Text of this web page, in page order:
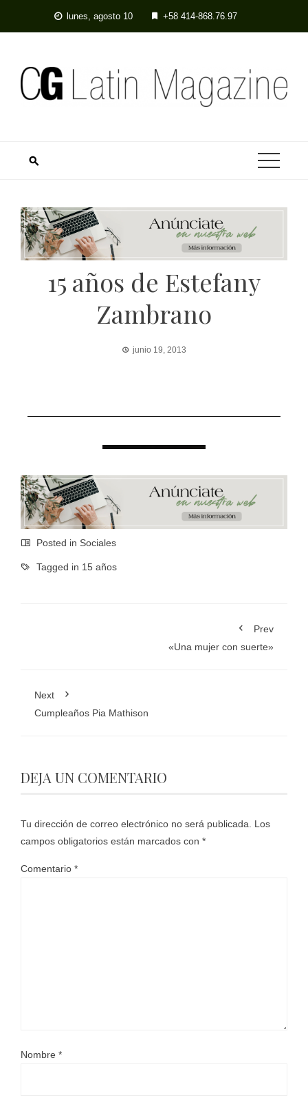
lunes, agosto 10 +58 414-868.76.97
15 años de Estefany
Zambrano
junio 19, 2013
Posted in Sociales
Tagged in 15 años
Prev
«Una mujer con suerte»
Next
Cumpleaños Pia Mathison
DEJA UN COMENTARIO
Tu dirección de correo electrónico no será publicada.
Los
campos obligatorios están marcados con *
Comentario *
Nombre *